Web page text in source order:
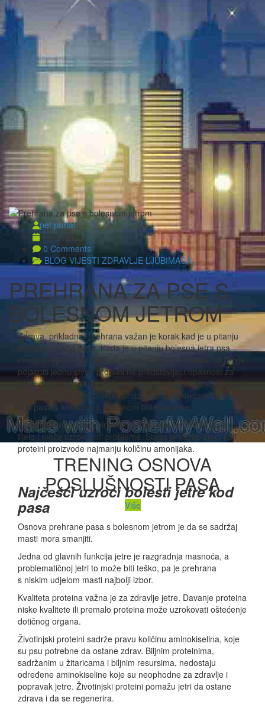
BESPLATNO PREDAJ OGLAS
Želiš pokloniti i nekog usrećiti
TRENING OSNOVA
POSLUŠNOSTI PASA
Više
pet portal
10/06/2024
0 Comments
BLOG VIJESTI ZDRAVLJE LJUBIMACA
PREHRANA ZA PSE S
BOLESNOM JETROM
Zdrava, prikladna, prehrana važan je korak kad je u pitanju
bolest jetre kod pasa. Kada je u pitanju bolesna jetra psa
mnogi preporučuju dijetu s niskim udjelom proteina. Važno je
pojasniti jednu stvar, proteini ne predstavljaju opasnost za
jetru, naprotiv, neophodni su za pravilan rad organa. Umjesto
toga, amonijak, koji proteini proizvode, uzrokuje probleme
kod pasa s kroničnom završnom bolešću jetre.
Kada jetra ne funkcionira kako bi trebala, amonijak ulazi u
tijelo i može uzrokovati probleme. Stoga je važno znati koji
proteini proizvode najmanju količinu amonijaka.
Najčešći uzroci bolesti jetre kod
pasa
Osnova prehrane pasa s bolesnom jetrom je da se sadržaj
masti mora smanjiti.
Jedna od glavnih funkcija jetre je razgradnja masnoća, a
problematičnoj jetri to može biti teško, pa je prehrana
s niskim udjelom masti najbolji izbor.
Kvaliteta proteina važna je za zdravlje jetre. Davanje proteina
niske kvalitete ili premalo proteina može uzrokovati oštećenje
dotičnog organa.
Životinjski proteini sadrže pravu količinu aminokiselina, koje
su psu potrebne da ostane zdrav. Biljnim proteinima,
sadržanim u žitaricama i biljnim resursima, nedostaju
određene aminokiseline koje su neophodne za zdravlje i
popravak jetre. Životinjski proteini pomažu jetri da ostane
zdrava i da se regenerira.